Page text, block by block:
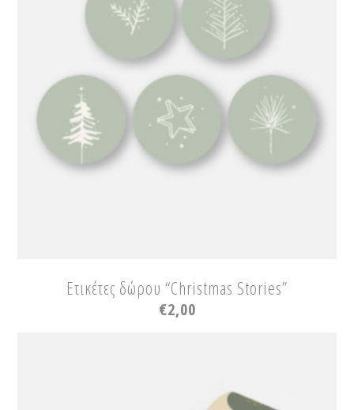
Ετικέτες δώρου “Christmas Stories”
€2,00